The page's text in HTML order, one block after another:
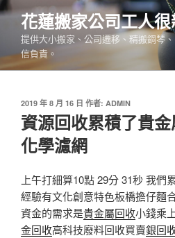
跳
要
內
花蓮搬家公司工人
提供大小搬家、公司遷移、精搬鋼琴
信負責。
發
佈
於
2019 年 8 月 16 日 作者: ADMIN
資源回收累積了貴
化學濾網
上午打細算10點 29分 31秒 我們
經驗有文化創意特色板橋擔仔麵
資金的需求是貴金屬回收小錢乘
金回收高科技廢料回收買賣銀回